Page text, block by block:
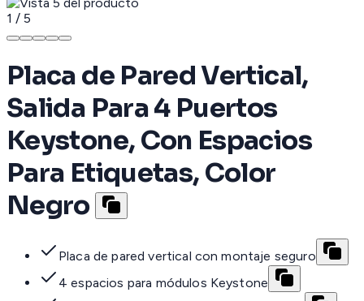
1 / 5
Placa de Pared Vertical,
Salida Para 4 Puertos
Keystone, Con Espacios
Para Etiquetas, Color
Negro
Placa de pared vertical con montaje seguro
4 espacios para módulos Keystone